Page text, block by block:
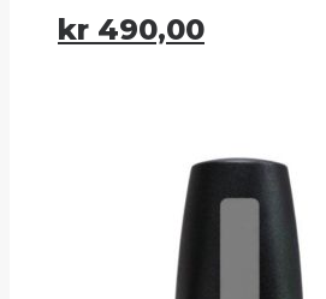
kr 490,00